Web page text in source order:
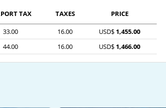
TAX TAXES PRICE
33.00 16.00 USD$ 1,455.00
44.00 16.00 USD$ 1,466.00